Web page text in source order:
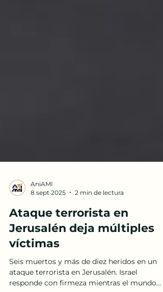
AniAMI
8 sept 2025
2 min de lectura
Ataque terrorista en
Jerusalén deja múltiples
víctimas